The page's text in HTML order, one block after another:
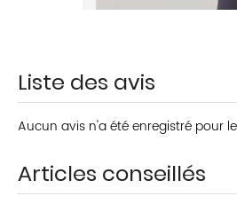
Liste des avis
Aucun avis n'a été enregistré pour
Articles conseillés